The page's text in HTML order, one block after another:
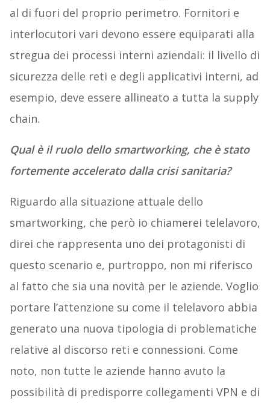
al di fuori del proprio perimetro. Fornitori e
interlocutori vari devono essere equiparati alla
stregua dei processi interni aziendali: il livello di
sicurezza delle reti e degli applicativi interni, ad
esempio, deve essere allineato a tutta la supply
chain.
Qual è il ruolo dello smartworking, che è stato
fortemente accelerato dalla crisi sanitaria?
Riguardo alla situazione attuale dello
smartworking, che però io chiamerei telelavoro,
direi che rappresenta uno dei protagonisti di
questo scenario e, purtroppo, non mi riferisco
al fatto che sia una novità per le aziende. Voglio
portare l’attenzione su come il telelavoro abbia
generato una nuova tipologia di problematiche
relative al discorso reti e connessioni. Come
noto, non tutte le aziende hanno avuto la
possibilità di predisporre collegamenti VPN e di